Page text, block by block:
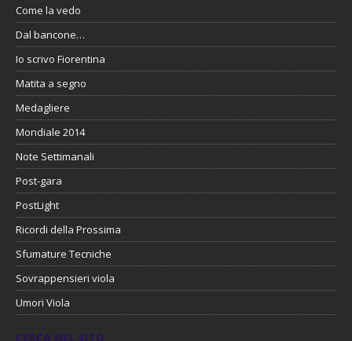
Come la vedo
Dal bancone…
Io scrivo Fiorentina
Matita a segno
Medagliere
Mondiale 2014
Note Settimanali
Post-gara
PostLight
Ricordi della Prossima
Sfumature Tecniche
Sovrappensieri viola
Umori Viola
CERCA NEL SITO